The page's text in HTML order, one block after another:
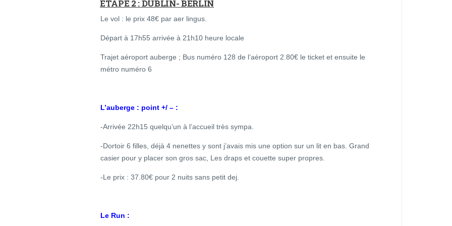
ETAPE 2 : DUBLIN- BERLIN
Le vol : le prix 48€ par aer lingus.
Départ à 17h55 arrivée à 21h10 heure locale
Trajet aéroport auberge ; Bus numéro 128 de l’aéroport 2.80€ le ticket et ensuite le
métro numéro 6
L’auberge : point +/ – :
-Arrivée 22h15 quelqu’un à l’accueil très sympa.
-Dortoir 6 filles, déjà 4 nenettes y sont j’avais mis une option sur un lit en bas. Grand
casier pour y placer son gros sac, Les draps et couette super propres.
-Le prix : 37.80€ pour 2 nuits sans petit dej.
Le Run :